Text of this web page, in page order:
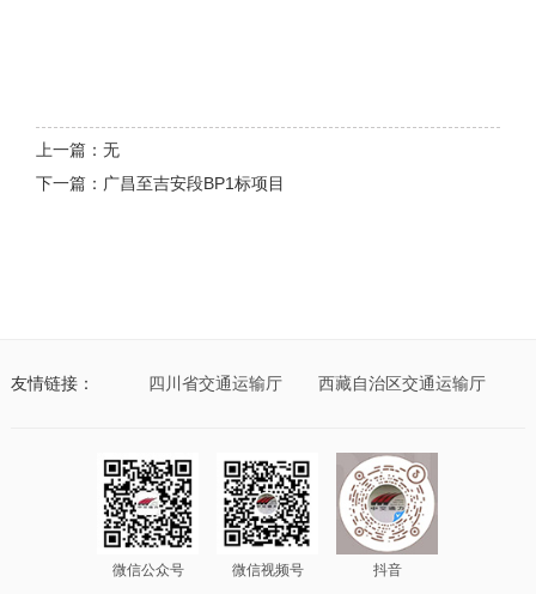
上一篇：无
下一篇：广昌至吉安段BP1标项目
友情链接：
省交通运输厅 四川省交通运输厅 西藏自治区交通运输厅
微信公众号 微信视频号 抖音